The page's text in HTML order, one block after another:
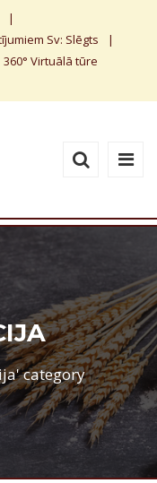
|
Sv: Slēgts
|
360° Virtuālā tūre
category